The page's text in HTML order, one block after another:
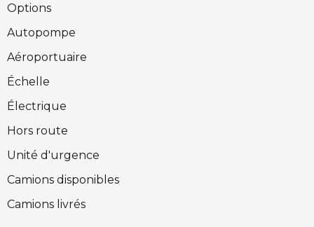
Options
Autopompe
Aéroportuaire
Échelle
Électrique
Hors route
Unité d'urgence
Camions disponibles
Camions livrés